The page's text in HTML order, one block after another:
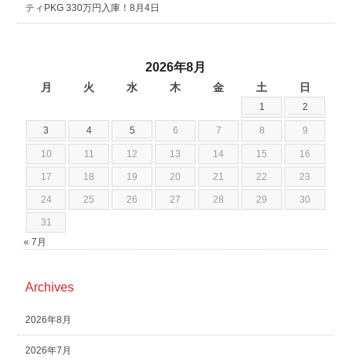
ティPKG 330万円入庫！8月4日
2026年8月
月 火 水 木 金 土 日
1 2
3 4 5 6 7 8 9
10 11 12 13 14 15 16
17 18 19 20 21 22 23
24 25 26 27 28 29 30
31
« 7月
Archives
2026年8月
2026年7月